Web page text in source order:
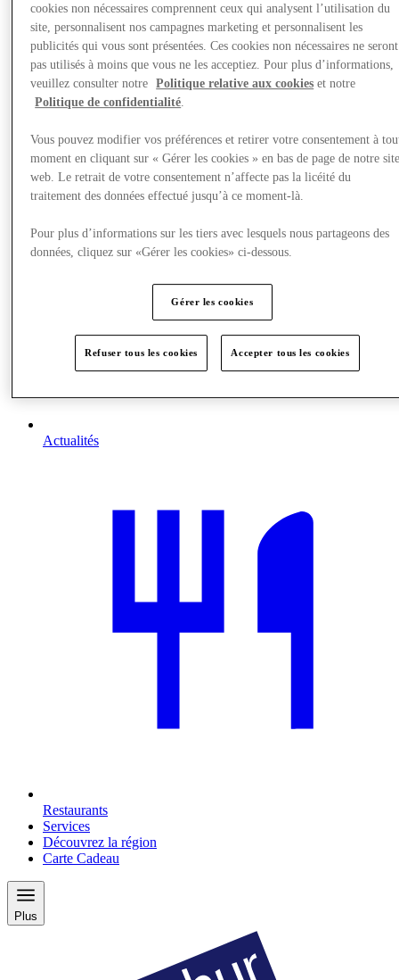
Nous rendre visite
Actualités
Restaurants
Services
Découvrez la région
Carte Cadeau
Plus
cookies non nécessaires comprennent ceux qui analysent l’utilisation du
site, personnalisent nos campagnes marketing et personnalisent les
publicités qui vous sont présentées. Ces cookies non nécessaires ne seront
pas utilisés à moins que vous ne les acceptiez. Pour plus d’informations,
veuillez consulter notre
Politique relative aux cookies et notre
Politique de confidentialité
Vous pouvez modifier vos préférences et retirer votre consentement à
moment en cliquant sur « Gérer les cookies » en bas de page de notre
web. Le retrait de votre consentement n’affecte pas la licéité du
traitement des données effectué jusqu’à ce moment-là.
Pour plus d’informations sur les tiers avec lesquels nous partageons des
données, cliquez sur «Gérer les cookies» ci-dessous.
Gérer les cookies
Refuser tous les cookies Accepter tous les cookies